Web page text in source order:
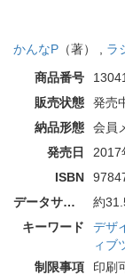
かんなP （著） , ラ
商品番号
販売状態
発売
納品形態
会員
発売日
2017
ISBN
データサイズ
約
キーワード
デザ
ィブ
制限事項
印刷